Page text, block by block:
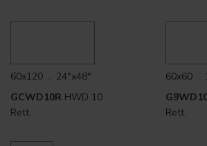
60x120 . 24"x48"
GCWD10R HWD 10
Rett.
60x60 .
Rett.